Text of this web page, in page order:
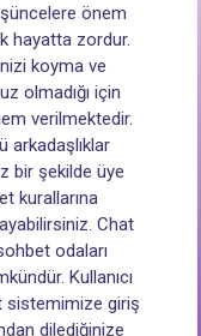
önem
hayatta zordur.
koyma ve
olmadığı için
verilmektedir.
arkadaşlıklar
bir şekilde üye
kurallarına
Chat
odaları
Kullanıcı
sistemimize giriş
dilediğinize